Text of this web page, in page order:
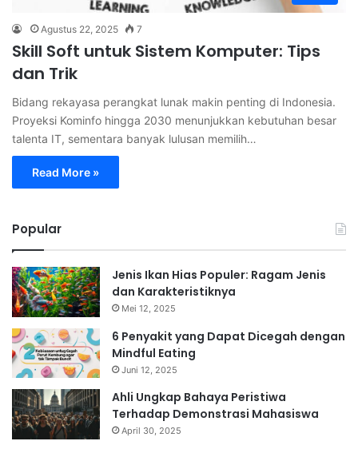
Agustus 22, 2025 7
Skill Soft untuk Sistem Komputer: Tips
dan Trik
Bidang rekayasa perangkat lunak makin penting di Indonesia.
Proyeksi Kominfo hingga 2030 menunjukkan kebutuhan besar
talenta IT, sementara banyak lulusan memilih…
Read More »
Popular
Jenis Ikan Hias Populer: Ragam Jenis
dan Karakteristiknya
Mei 12, 2025
6 Penyakit yang Dapat Dicegah dengan
Mindful Eating
Juni 12, 2025
Ahli Ungkap Bahaya Peristiwa
Terhadap Demonstrasi Mahasiswa
April 30, 2025